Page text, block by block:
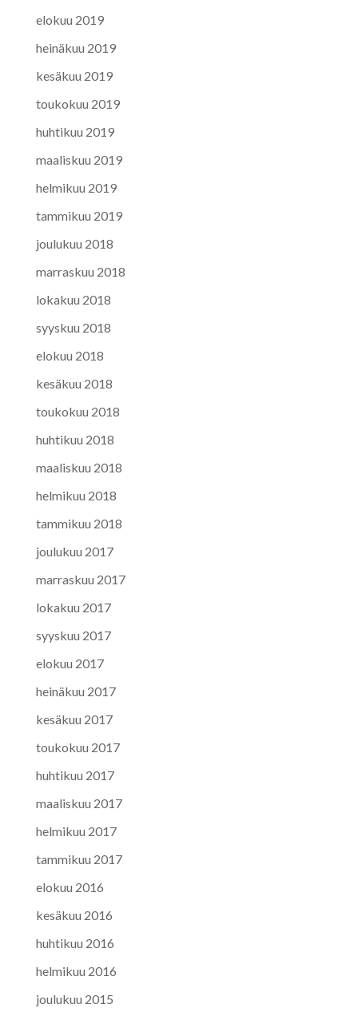
elokuu 2019
heinäkuu 2019
kesäkuu 2019
toukokuu 2019
huhtikuu 2019
maaliskuu 2019
helmikuu 2019
tammikuu 2019
joulukuu 2018
marraskuu 2018
lokakuu 2018
syyskuu 2018
elokuu 2018
kesäkuu 2018
toukokuu 2018
huhtikuu 2018
maaliskuu 2018
helmikuu 2018
tammikuu 2018
joulukuu 2017
marraskuu 2017
lokakuu 2017
syyskuu 2017
elokuu 2017
heinäkuu 2017
kesäkuu 2017
toukokuu 2017
huhtikuu 2017
maaliskuu 2017
helmikuu 2017
tammikuu 2017
elokuu 2016
kesäkuu 2016
huhtikuu 2016
helmikuu 2016
joulukuu 2015